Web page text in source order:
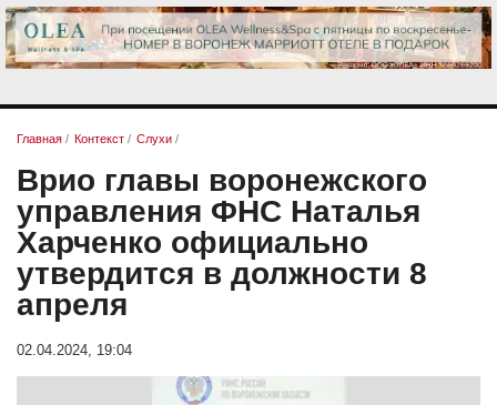
Главная / Контекст / Слухи /
Врио главы воронежского
управления ФНС Наталья
Харченко официально
утвердится в должности 8
апреля
02.04.2024, 19:04